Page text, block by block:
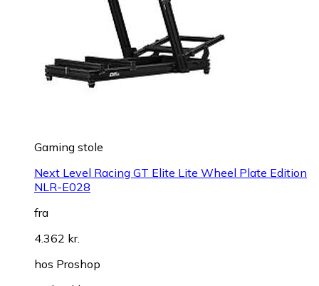
Gaming stole
Next Level Racing GT Elite Lite Wheel Plate Edition
NLR-E028
fra
4.362 kr.
hos Proshop